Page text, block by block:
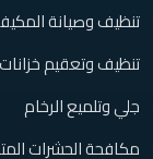
تنظيف وصيانة
تنظيف وتعقيم
جلي وتلميع الرخام
مكافحة الحشرات